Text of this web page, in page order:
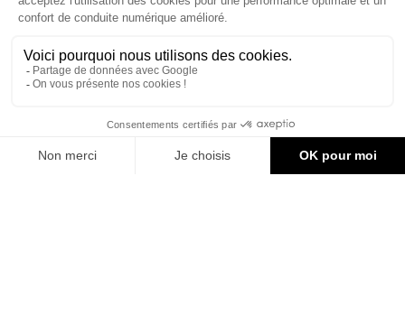
© Groupe Legrand 2025